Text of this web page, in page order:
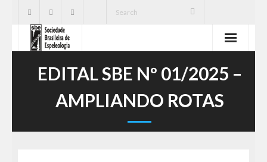
Cavernas
EDITAL SBE Nº 01/2025 –
AMPLIANDO ROTAS